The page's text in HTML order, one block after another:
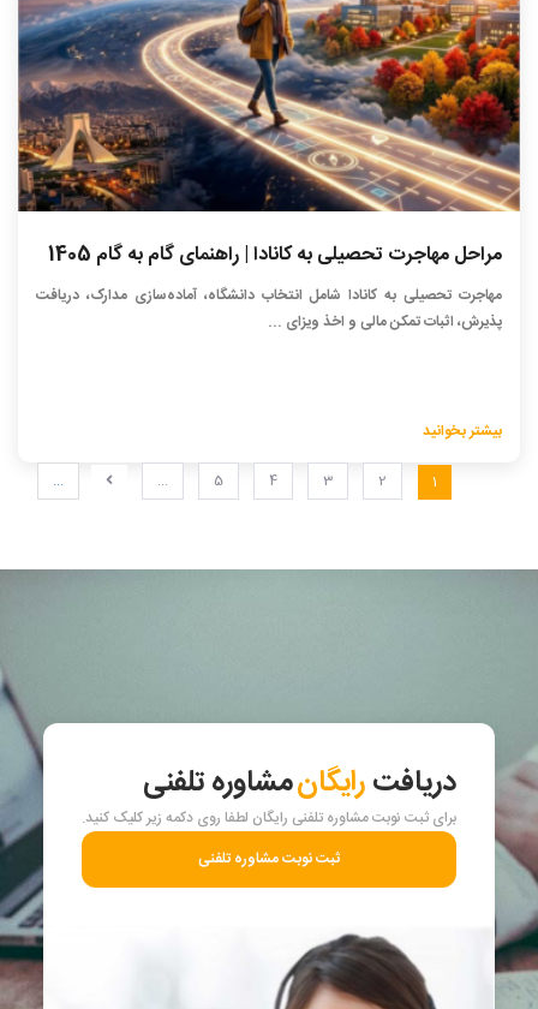
مراحل مهاجرت تحصیلی به کانادا | راهنمای گام به گام 1405
مهاجرت تحصیلی به کانادا شامل انتخاب دانشگاه، آماده‌سازی مدارک، دریافت
پذیرش، اثبات تمکن مالی و اخذ ویزای ...
بیشتر بخوانید
1
2
3
4
5
... ...
دریافترایگانمشاوره تلفنی
برای ثبت نوبت مشاوره تلفنی رایگان لطفا روی دکمه زیر کلیک کنید.
ثبت نوبت مشاوره تلفنی